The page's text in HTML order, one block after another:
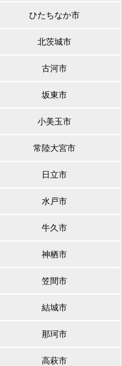
ひたちなか市
北茨城市
古河市
坂東市
小美玉市
常陸大宮市
日立市
水戸市
牛久市
神栖市
笠間市
結城市
那珂市
高萩市